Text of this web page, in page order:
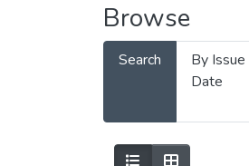
Browse
Search
By Issue
Date